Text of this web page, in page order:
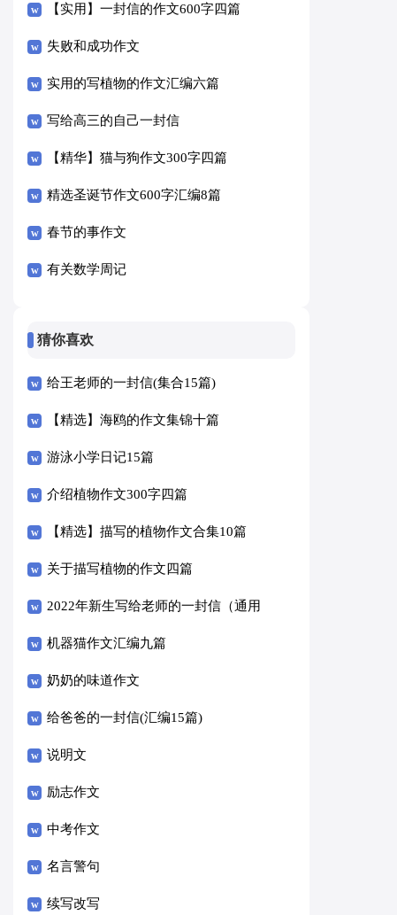
【实用】一封信的作文600字四篇
失败和成功作文
实用的写植物的作文汇编六篇
写给高三的自己一封信
【精华】猫与狗作文300字四篇
精选圣诞节作文600字汇编8篇
春节的事作文
有关数学周记
猜你喜欢
给王老师的一封信(集合15篇)
【精选】海鸥的作文集锦十篇
游泳小学日记15篇
介绍植物作文300字四篇
【精选】描写的植物作文合集10篇
关于描写植物的作文四篇
2022年新生写给老师的一封信（通用
8篇）
机器猫作文汇编九篇
奶奶的味道作文
给爸爸的一封信(汇编15篇)
说明文
励志作文
中考作文
名言警句
续写改写